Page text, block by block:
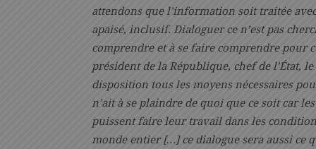
attendons que l’information soit traitée
apaisé, inclusif. Dialoguer ce n’est pas
comprendre et à se faire comprendre pour
président de la République, chef de l’État,
disposition tous les moyens nécessaires
n’ait à se plaindre de quoi que ce soit car
puissent faire leur travail dans les
monde entier […] ce dialogue sera aussi ce